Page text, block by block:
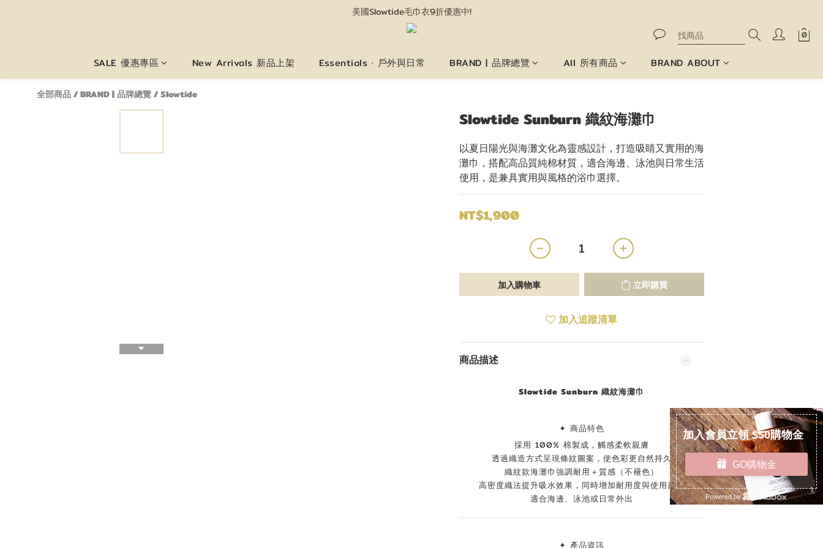
情人節限定禮盒8/3開賣!
美國Slowtide毛巾衣9折優惠中!
情人節限定禮盒8/3開賣!
SALE 優惠專區 New Arrivals 新品上架 Essentials · 戶外與日常 BRAND | 品牌總覽 All 所有商品 BRAND ABOUT
全部商品/BRAND | 品牌總覽/Slowtide
Slowtide Sunburn 織紋海灘巾
以夏日陽光與海灘文化為靈感設計，打造吸睛又實用的海
灘巾，搭配高品質純棉材質，適合海邊、泳池與日常生活
使用，是兼具實用與風格的浴巾選擇。
NT$1,900
加入購物車 立即購買
加入追蹤清單
商品描述
Slowtide Sunburn 織紋海灘巾
✦ 商品特色
採用 100% 棉製成，觸感柔軟親膚
透過織造方式呈現條紋圖案，使色彩更自然持久
織紋款海灘巾強調耐用＋質感（不褪色）
高密度織法提升吸水效果，同時增加耐用度與使用壽命
適合海邊、泳池或日常外出
✦ 產品資訊